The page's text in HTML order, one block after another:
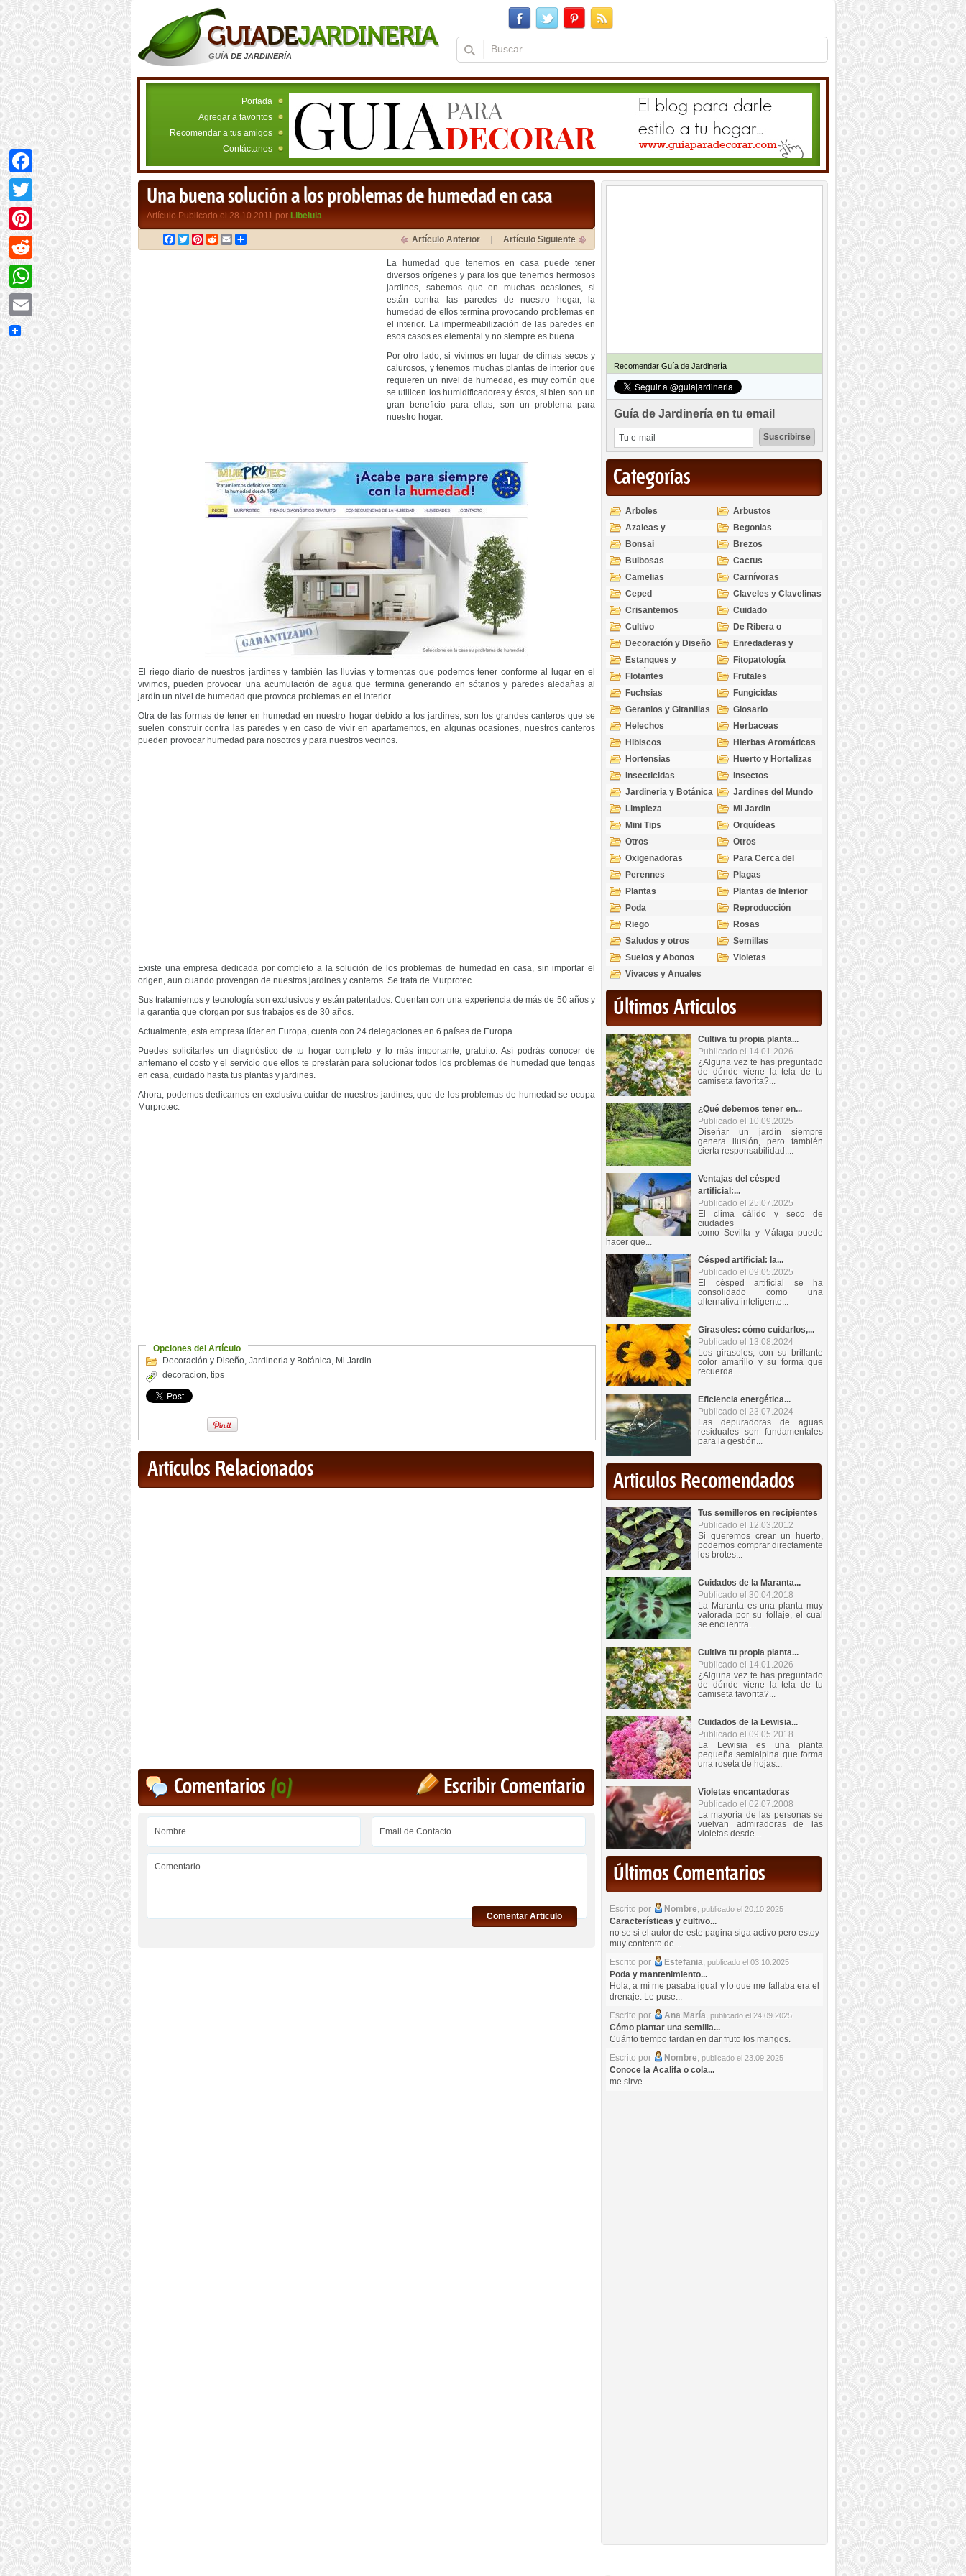
GUÍA DE JARDINERÍA
Portada
Agregar a favoritos
Recomendar a tus amigos
Contáctanos
Una buena solución a los problemas de humedad en casa
Artículo Publicado el 28.10.2011 por Libelula
Facebook
TwitterPinterest
RedditEmail Artículo Anterior Artículo Siguiente
La humedad que tenemos en casa puede tener
diversos orígenes y para los que tenemos hermosos
jardines, sabemos que en muchas ocasiones, si
están contra las paredes de nuestro hogar, la
humedad de ellos termina provocando problemas en
el interior. La impermeabilización de las paredes en
esos casos es elemental y no siempre es buena.
Por otro lado, si vivimos en lugar de climas secos y
calurosos, y tenemos muchas plantas de interior que
requieren un nivel de humedad, es muy común que
se utilicen los humidificadores y éstos, si bien son un
gran beneficio para ellas, son un problema para
nuestro hogar.
El riego diario de nuestros jardines y también las lluvias y tormentas que podemos tener conforme al lugar en el
vivimos, pueden provocar una acumulación de agua que termina generando en sótanos y paredes aledañas al
jardín un nivel de humedad que provoca problemas en el interior.
Otra de las formas de tener en humedad en nuestro hogar debido a los jardines, son los grandes canteros que se
suelen construir contra las paredes y en caso de vivir en apartamentos, en algunas ocasiones, nuestros canteros
pueden provocar humedad para nosotros y para nuestros vecinos.
Existe una empresa dedicada por completo a la solución de los problemas de humedad en casa, sin importar el
origen, aun cuando provengan de nuestros jardines y canteros. Se trata de Murprotec.
Sus tratamientos y tecnología son exclusivos y están patentados. Cuentan con una experiencia de más de 50 años y
la garantía que otorgan por sus trabajos es de 30 años.
Actualmente, esta empresa líder en Europa, cuenta con 24 delegaciones en 6 países de Europa.
Puedes solicitarles un diagnóstico de tu hogar completo y lo más importante, gratuito. Así podrás conocer de
antemano el costo y el servicio que ellos te prestarán para solucionar todos los problemas de humedad que tengas
en casa, cuidado hasta tus plantas y jardines.
Ahora, podemos dedicarnos en exclusiva cuidar de nuestros jardines, que de los problemas de humedad se ocupa
Murprotec.
Opciones del Artículo
Decoración y Diseño, Jardineria y Botánica, Mi Jardin
decoracion, tips
Artículos Relacionados
Escribir Comentario
Comentarios(0)
Comentar Articulo
Recomendar Guía de Jardinería
Guía de Jardinería en tu email
Categorías
Arboles
Arbustos
Azaleas y
Rododendros
Begonias
Bonsai
Brezos
Bulbosas
Cactus
Camelias
Carnívoras
Ceped
Claveles y Clavelinas
Crisantemos
Cuidado
Cultivo
De Ribera o
Palustres
Decoración y Diseño
Enredaderas y
cubresuelos
Estanques y
Acuáticas
Fitopatología
Flotantes
Frutales
Fuchsias
Fungicidas
Geranios y Gitanillas
Glosario
Helechos
Herbaceas
Hibiscos
Hierbas Aromáticas
Hortensias
Huerto y Hortalizas
Insecticidas
Insectos
Jardineria y Botánica
Jardines del Mundo
Limpieza
Mi Jardin
Mini Tips
Orquídeas
Otros
Otros
Oxigenadoras
Para Cerca del
Estanque
Perennes
Plagas
Plantas
Plantas de Interior
Poda
Reproducción
Riego
Rosas
Saludos y otros
temas
Semillas
Suelos y Abonos
Violetas
Vivaces y Anuales
Últimos Articulos
Cultiva tu propia planta...
Publicado el 14.01.2026
¿Alguna vez te has preguntado
de dónde viene la tela de tu
camiseta favorita?...
¿Qué debemos tener en...
Publicado el 10.09.2025
Diseñar un jardín siempre
genera ilusión, pero también
cierta responsabilidad,...
Ventajas del césped
artificial:...
Publicado el 25.07.2025
El clima cálido y seco de
ciudades
como Sevilla y Málaga puede
hacer que...
Césped artificial: la...
Publicado el 09.05.2025
El césped artificial se ha
consolidado como una
alternativa inteligente...
Girasoles: cómo cuidarlos,...
Publicado el 13.08.2024
Los girasoles, con su brillante
color amarillo y su forma que
recuerda...
Eficiencia energética...
Publicado el 23.07.2024
Las depuradoras de aguas
residuales son fundamentales
para la gestión...
Articulos Recomendados
Tus semilleros en recipientes
Publicado el 12.03.2012
Si queremos crear un huerto,
podemos comprar directamente
los brotes...
Cuidados de la Maranta...
Publicado el 30.04.2018
La Maranta es una planta muy
valorada por su follaje, el cual
se encuentra...
Cultiva tu propia planta...
Publicado el 14.01.2026
¿Alguna vez te has preguntado
de dónde viene la tela de tu
camiseta favorita?...
Cuidados de la Lewisia...
Publicado el 09.05.2018
La Lewisia es una planta
pequeña semialpina que forma
una roseta de hojas...
Violetas encantadoras
Publicado el 02.07.2008
La mayoría de las personas se
vuelvan admiradoras de las
violetas desde...
Últimos Comentarios
Escrito por Nombre, publicado el 20.10.2025
Características y cultivo...
no se si el autor de este pagina siga activo pero estoy
muy contento de...
Escrito por
Estefania, publicado el 03.10.2025
Poda y mantenimiento...
Hola, a mí me pasaba igual y lo que me fallaba era el
drenaje. Le puse...
Escrito por
Ana María, publicado el 24.09.2025
Cómo plantar una semilla...
Cuánto tiempo tardan en dar fruto los mangos.
Escrito por
Nombre, publicado el 23.09.2025
Conoce la Acalifa o cola...
me sirve
Facebook
Twitter
Pinterest
Reddit
WhatsApp
Email